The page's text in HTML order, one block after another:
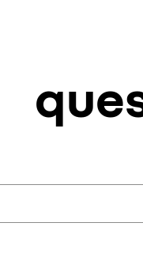
adipiscing elit.